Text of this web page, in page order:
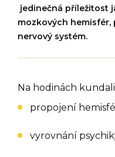
jedinečná příležitost
mozkových
nervový systém.
Na hodinách
propojení
vyrovnání